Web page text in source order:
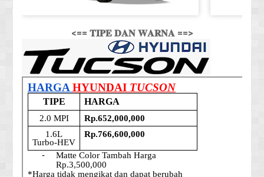
<== 𝐓𝐈𝐏𝐄 𝐃𝐀𝐍 𝐖𝐀𝐑𝐍𝐀 ==>